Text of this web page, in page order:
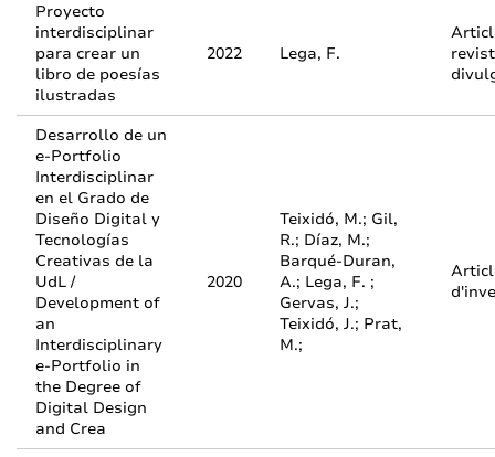
Proyecto
interdisciplinar
para crear un
libro de poesías
ilustradas
2022 Lega, F.
Desarrollo de un
e-Portfolio
Interdisciplinar
en el Grado de
Diseño Digital y
Tecnologías
Creativas de la
UdL /
Development of
an
Interdisciplinary
e-Portfolio in
the Degree of
Digital Design
and Crea
2020
Teixidó, M.; Gil,
R.; Díaz, M.;
Barqué-Duran,
A.; Lega, F. ;
Gervas, J.;
Teixidó, J.; Prat,
M.;